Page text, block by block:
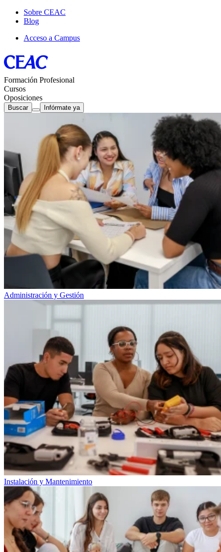
Sobre CEAC
Blog
Acceso a Campus
Formación Profesional
Cursos
Oposiciones
Buscar Infórmate ya
Administración y Gestión
Instalación y Mantenimiento